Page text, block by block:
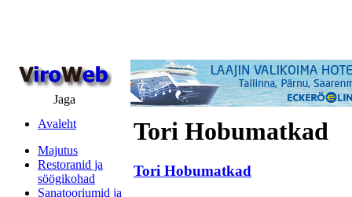
Jaga
Avaleht
Majutus
Restoranid ja
söögikohad
Sanatooriumid ja
Tori Hobumatkad
Tori Hobumatkad